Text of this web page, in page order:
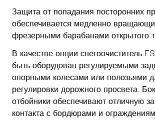
Защита от попадания посторонних
обеспечивается медленно
фрезерными барабанами открытого
В качестве опции снегоочиститель
быть оборудован регулируемыми
опорными колесами или полозьями
регулировки дорожного просвета.
отбойники обеспечивают отличную
контакта с бордюрами и